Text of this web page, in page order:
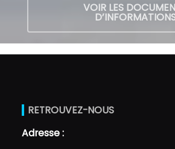
VOIR LES
RETROUVEZ-NOUS
Adresse :